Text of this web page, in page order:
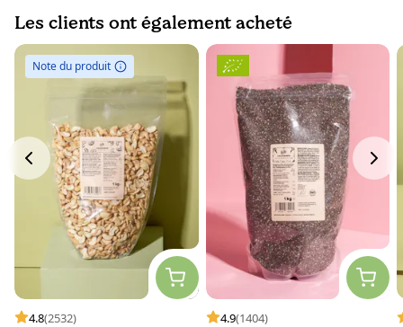
Les clients ont également acheté
Note du produit
4.8(2532) 4.9(1404)